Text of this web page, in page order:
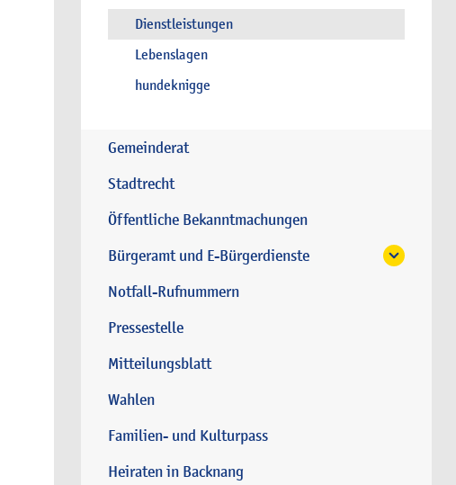
Dienstleistungen
Lebenslagen
hundeknigge
Gemeinderat
Stadtrecht
Öffentliche Bekanntmachungen
Bürgeramt und E-Bürgerdienste
Notfall-Rufnummern
Pressestelle
Mitteilungsblatt
Wahlen
Familien- und Kulturpass
Heiraten in Backnang